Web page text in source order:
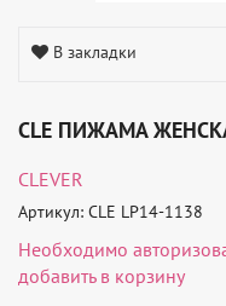
В закладки
CLE ПИЖАМА
CLEVER
Артикул: CLE LP14-1138
Необходимо
добавить в корзину